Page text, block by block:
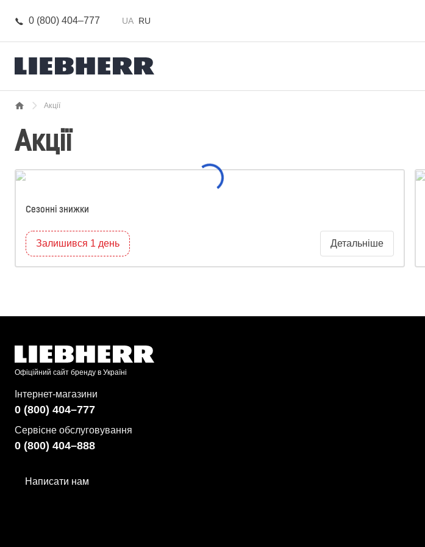
0 (800) 404–777 UA RU
Акції
Акції
Сезонні знижки
Залишився 1 день Детальніше
Офіційний сайт бренду в Україні
Інтернет-магазини
0 (800) 404–777
Сервісне обслуговування
0 (800) 404–888
Написати нам